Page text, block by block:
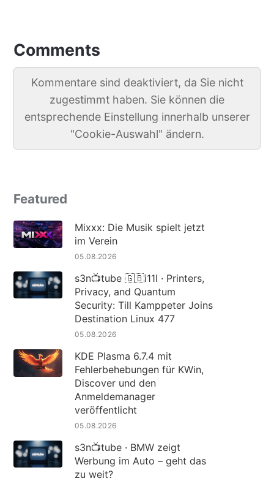
Comments
Kommentare sind deaktiviert, da Sie nicht
zugestimmt haben. Sie können die
entsprechende Einstellung innerhalb unserer
"Cookie-Auswahl" ändern.
Featured
Mixxx: Die Musik spielt jetzt
im Verein
05.08.2026
s3n📺tube 🇬🇧i11l · Printers,
Privacy, and Quantum
Security: Till Kamppeter Joins
Destination Linux 477
05.08.2026
KDE Plasma 6.7.4 mit
Fehlerbehebungen für KWin,
Discover und den
Anmeldemanager
veröffentlicht
05.08.2026
s3n📺tube · BMW zeigt
Werbung im Auto – geht das
zu weit?